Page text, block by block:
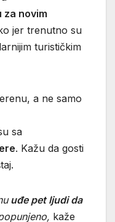
za novim
jer trenutno su
turističkim
a ne samo
sa
. Kažu da gosti
uđe pet ljudi da
kaže